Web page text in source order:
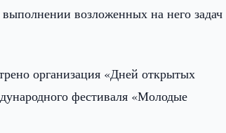
возложенных на него задач
организация «Дней открытых
фестиваля «Молодые